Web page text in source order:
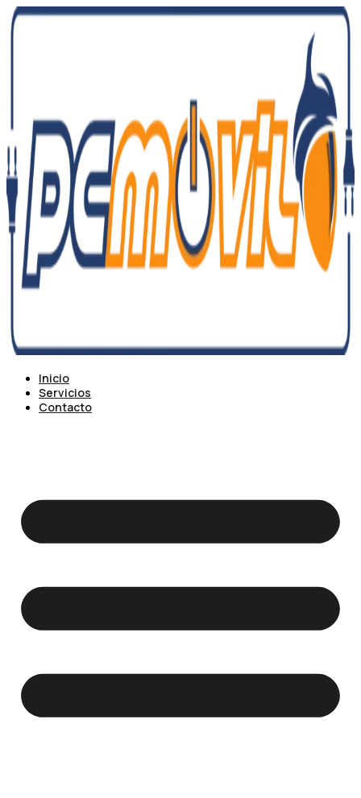
Ir
al
Inicio
Servicios
Contacto